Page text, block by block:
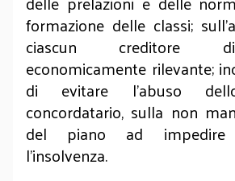
formazione delle classi;
ciascun creditore
economicamente rilevante;
di evitare l’abuso
concordatario, sulla non
del piano ad
l’insolvenza.